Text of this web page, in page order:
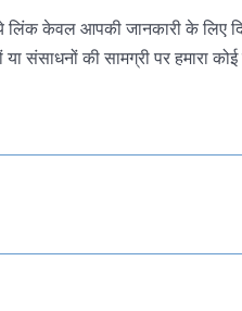
लिंक केवल आपकी जानकारी के लिए
संसाधनों की सामग्री पर हमारा